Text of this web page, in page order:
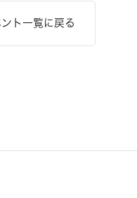
ト一覧に戻る